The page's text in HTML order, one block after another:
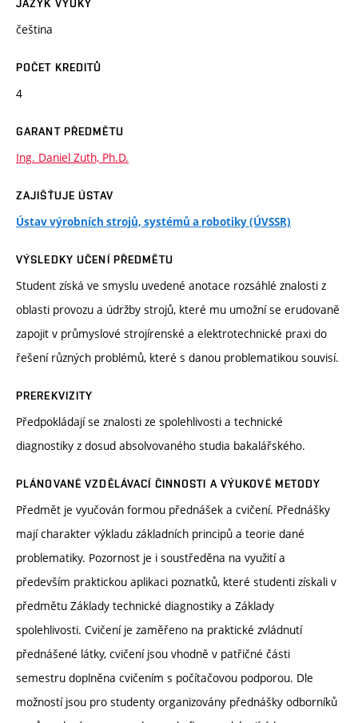
JAZYK VÝUKY
čeština
POČET KREDITŮ
4
GARANT PŘEDMĚTU
Ing. Daniel Zuth, Ph.D.
ZAJIŠŤUJE ÚSTAV
Ústav výrobních strojů, systémů a robotiky (ÚVSSR)
VÝSLEDKY UČENÍ PŘEDMĚTU
Student získá ve smyslu uvedené anotace rozsáhlé znalosti z
oblasti provozu a údržby strojů, které mu umožní se erudovaně
zapojit v průmyslové strojírenské a elektrotechnické praxi do
řešení různých problémů, které s danou problematikou souvisí.
PREREKVIZITY
Předpokládají se znalosti ze spolehlivosti a technické
diagnostiky z dosud absolvovaného studia bakalářského.
PLÁNOVANÉ VZDĚLÁVACÍ ČINNOSTI A VÝUKOVÉ METODY
Předmět je vyučován formou přednášek a cvičení. Přednášky
mají charakter výkladu základních principů a teorie dané
problematiky. Pozornost je i soustředěna na využití a
především praktickou aplikaci poznatků, které studenti získali v
předmětu Základy technické diagnostiky a Základy
spolehlivosti. Cvičení je zaměřeno na praktické zvládnutí
přednášené látky, cvičení jsou vhodně v patřičné části
semestru doplněna cvičením s počítačovou podporou. Dle
možností jsou pro studenty organizovány přednášky odborníků